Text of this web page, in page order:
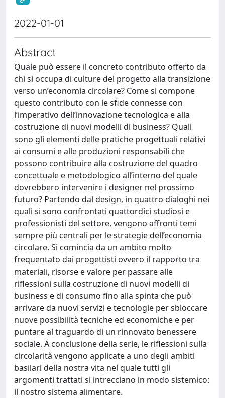
2022-01-01
Abstract
Quale può essere il concreto contributo offerto da
chi si occupa di culture del progetto alla transizione
verso un’economia circolare? Come si compone
questo contributo con le sfide connesse con
l’imperativo dell’innovazione tecnologica e alla
costruzione di nuovi modelli di business? Quali
sono gli elementi delle pratiche progettuali relativi
ai consumi e alle produzioni responsabili che
possono contribuire alla costruzione del quadro
concettuale e metodologico all’interno del quale
dovrebbero intervenire i designer nel prossimo
futuro? Partendo dal design, in quattro dialoghi nei
quali si sono confrontati quattordici studiosi e
professionisti del settore, vengono affronti temi
sempre più centrali per le strategie dell’economia
circolare. Si comincia da un ambito molto
frequentato dai progettisti ovvero il rapporto tra
materiali, risorse e valore per passare alle
riflessioni sulla costruzione di nuovi modelli di
business e di consumo fino alla spinta che può
arrivare da nuovi servizi e tecnologie per sbloccare
nuove possibilità tecniche ed economiche e per
puntare al traguardo di un rinnovato benessere
sociale. A conclusione della serie, le riflessioni sulla
circolarità vengono applicate a uno degli ambiti
basilari della nostra vita nel quale tutti gli
argomenti trattati si intrecciano in modo sistemico:
il nostro sistema alimentare.